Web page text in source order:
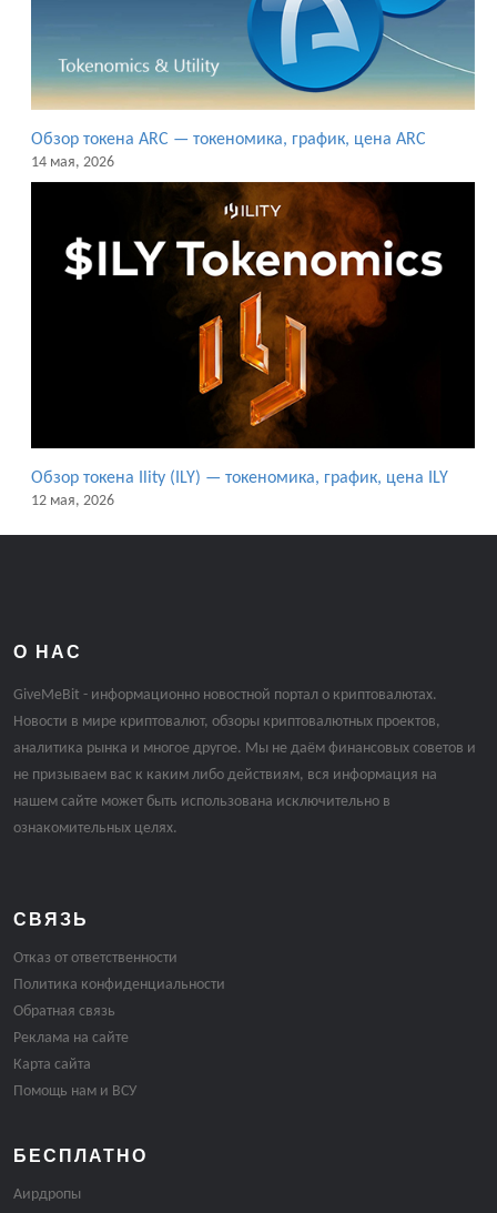
Обзор токена ARC — токеномика, график, цена ARC
14 мая, 2026
Обзор токена Ility (ILY) — токеномика, график, цена ILY
12 мая, 2026
О НАС
GiveMeBit - информационно новостной портал о криптовалютах.
Новости в мире криптовалют, обзоры криптовалютных проектов,
аналитика рынка и многое другое. Мы не даём финансовых советов и
не призываем вас к каким либо действиям, вся информация на
нашем сайте может быть использована исключительно в
ознакомительных целях.
СВЯЗЬ
Отказ от ответственности
Политика конфиденциальности
Обратная связь
Реклама на сайте
Карта сайта
Помощь нам и ВСУ
БЕСПЛАТНО
Аирдропы